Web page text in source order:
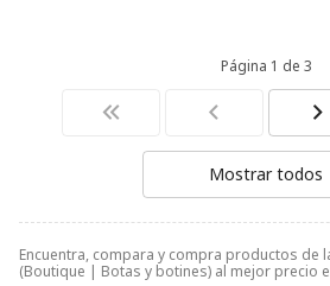
Encuentra, compara y compra productos de
(Boutique | Botas y botines) al mejor precio
Página 1 de 3
Mostrar todos